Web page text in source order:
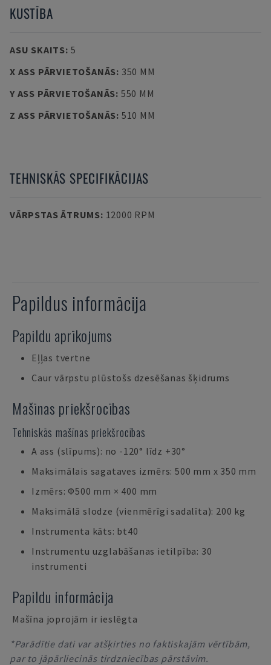
KUSTĪBA
ASU SKAITS: 5
X ASS PĀRVIETOŠANĀS: 350 MM
Y ASS PĀRVIETOŠANĀS: 550 MM
Z ASS PĀRVIETOŠANĀS: 510 MM
TEHNISKĀS SPECIFIKĀCIJAS
VĀRPSTAS ĀTRUMS: 12000 RPM
Papildus informācija
Papildu aprīkojums
Eļļas tvertne
Caur vārpstu plūstošs dzesēšanas šķidrums
Mašīnas priekšrocības
Tehniskās mašīnas priekšrocības
A ass (slīpums): no -120° līdz +30°
Maksimālais sagataves izmērs: 500 mm x 350 mm
Izmērs: Φ500 mm × 400 mm
Maksimālā slodze (vienmērīgi sadalīta): 200 kg
Instrumenta kāts: bt40
Instrumentu uzglabāšanas ietilpība: 30
instrumenti
Papildu informācija
Mašīna joprojām ir ieslēgta
*Parādītie dati var atšķirties no faktiskajām vērtībām,
par to jāpārliecinās tirdzniecības pārstāvim.